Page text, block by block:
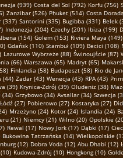
(939) Costa del Sol (792) Korfu (756)
Zanzibar (526) Phuket (514) Costa
(337) Santorini (335) Bugibba (331) Belek
Indonezja (204) Czechy (201) Ibiza (199)
(154) Golem (153) Riviera Maya (149)
Gdańsk (110) Stambuł (109) Becici (108)
Lazurowe Wybrzeże (88) Świnoujście (87)
(66) Warszawa (65) Madryt (65)
Finlandia (58) Budapeszt (58) Rio de
(44) Zadar (43) Wenecja (43) RPA (43)
(39) Krynica-Zdrój (39) Oludeniz (38)
(34) Grzybowo (34) Avsallar (34) Szwecja
Łódź (27) Pobierowo (27) Kostaryka (27)
Mrzeżyno (24) Kotor (24) Islandia (24)
(21) Niemcy (21) Wilno (20) Opolskie
Rewal (17) Nowy Jork (17) Dąbki (17)
Bukowina Tatrzańska (14) Wielkopolskie
(12) Dobra Voda (12) Abu Dhabi (12)
Kudowa-Zdrój (10) Hongkong (10)